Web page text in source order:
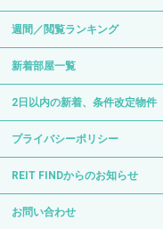
週間／閲覧ランキング
新着部屋一覧
2日以内の新着、条件改定物件
プライバシーポリシー
REIT FINDからのお知らせ
お問い合わせ